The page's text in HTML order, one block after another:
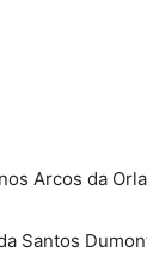
Arcos da
Santos